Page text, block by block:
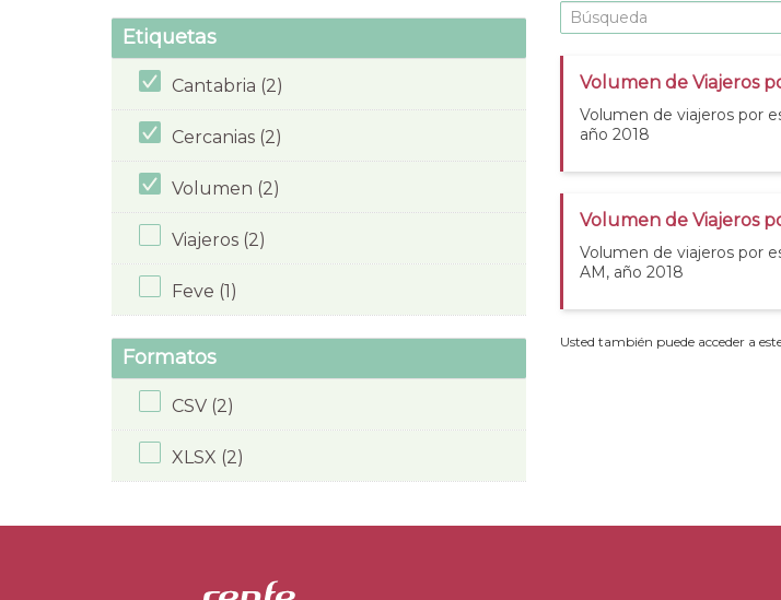
Etiquetas
Cantabria (2)
Cercanias (2)
Volumen (2)
Viajeros (2)
Feve (1)
Formatos
CSV (2)
XLSX (2)
Volumen de Viajeros
Volumen de viajeros por
año 2018
Volumen de Viajeros
Volumen de viajeros por
AM, año 2018
Usted también puede acceder a